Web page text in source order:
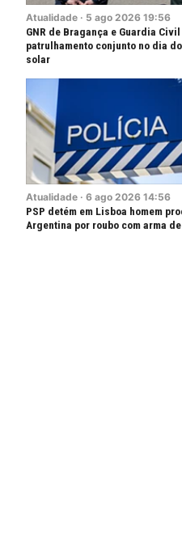
Atualidade · 5 ago 2026 19:56
GNR de Bragança e Guardia
patrulhamento conjunto no dia
solar
Atualidade · 6 ago 2026 14:56
PSP detém em Lisboa homem
Argentina por roubo com arma